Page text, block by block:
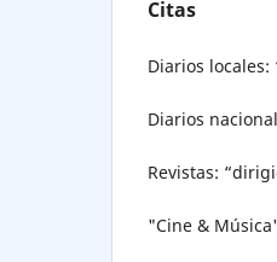
Citas
Diarios locales:
Diarios
Revistas:
"Cine &